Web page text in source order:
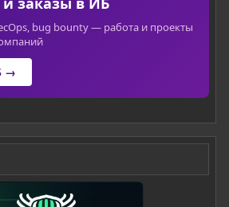
bug bounty — работа и проекты
→